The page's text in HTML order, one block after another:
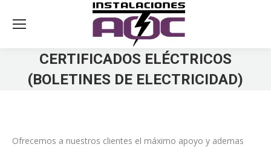
CERTIFICADOS ELÉCTRICOS
(BOLETINES DE ELECTRICIDAD)
Ofrecemos a nuestros clientes el máximo apoyo y ademas